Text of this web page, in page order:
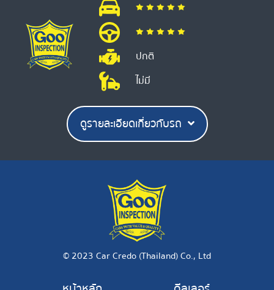
ปกติ
ไม่มี
ดูรายละเอียดเกี่ยวกับรถ
© 2023 Car Credo (Thailand) Co., Ltd